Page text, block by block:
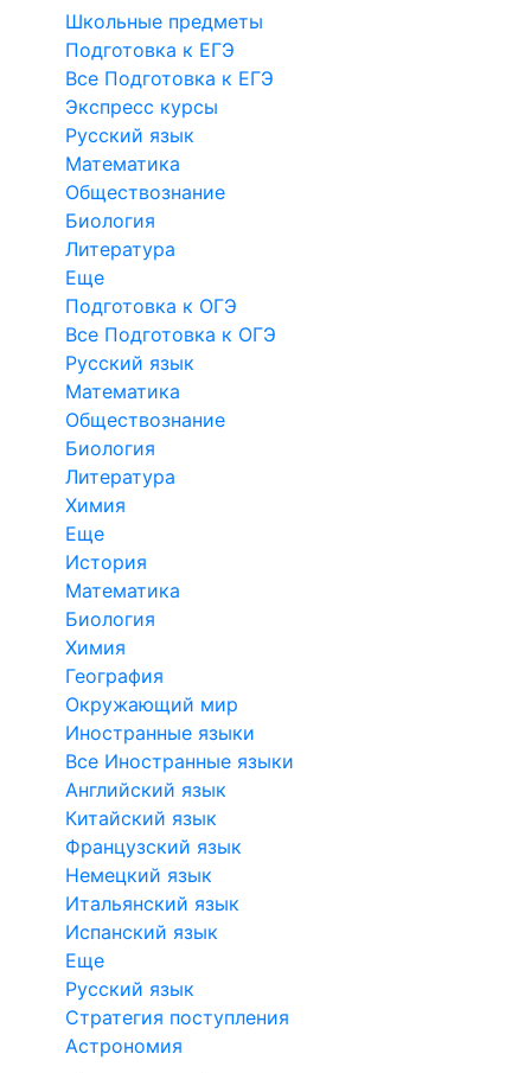
Школьные предметы
Подготовка к ЕГЭ
Все Подготовка к ЕГЭ
Экспресс курсы
Русский язык
Математика
Обществознание
Биология
Литература
Еще
Подготовка к ОГЭ
Все Подготовка к ОГЭ
Русский язык
Математика
Обществознание
Биология
Литература
Химия
Еще
История
Математика
Биология
Химия
География
Окружающий мир
Иностранные языки
Все Иностранные языки
Английский язык
Китайский язык
Французский язык
Немецкий язык
Итальянский язык
Испанский язык
Еще
Русский язык
Стратегия поступления
Астрономия